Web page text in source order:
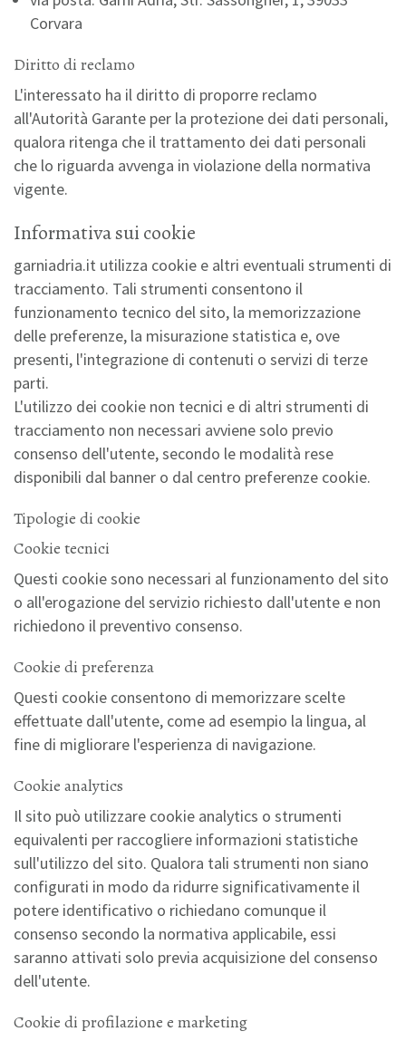
Corvara
Diritto di reclamo
L'interessato ha il diritto di proporre reclamo
all'Autorità Garante per la protezione dei dati personali,
qualora ritenga che il trattamento dei dati personali
che lo riguarda avvenga in violazione della normativa
vigente.
Informativa sui cookie
garniadria.it utilizza cookie e altri eventuali strumenti di
tracciamento. Tali strumenti consentono il
funzionamento tecnico del sito, la memorizzazione
delle preferenze, la misurazione statistica e, ove
presenti, l'integrazione di contenuti o servizi di terze
parti.
L'utilizzo dei cookie non tecnici e di altri strumenti di
tracciamento non necessari avviene solo previo
consenso dell'utente, secondo le modalità rese
disponibili dal banner o dal centro preferenze cookie.
Tipologie di cookie
Cookie tecnici
Questi cookie sono necessari al funzionamento del sito
o all'erogazione del servizio richiesto dall'utente e non
richiedono il preventivo consenso.
Cookie di preferenza
Questi cookie consentono di memorizzare scelte
effettuate dall'utente, come ad esempio la lingua, al
fine di migliorare l'esperienza di navigazione.
Cookie analytics
Il sito può utilizzare cookie analytics o strumenti
equivalenti per raccogliere informazioni statistiche
sull'utilizzo del sito. Qualora tali strumenti non siano
configurati in modo da ridurre significativamente il
potere identificativo o richiedano comunque il
consenso secondo la normativa applicabile, essi
saranno attivati solo previa acquisizione del consenso
dell'utente.
Cookie di profilazione e marketing